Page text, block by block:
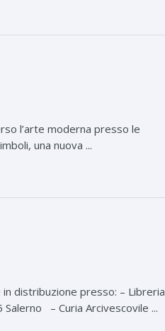
l’arte moderna presso le
una nuova ...
distribuzione presso: – Libreria
– Curia Arcivescovile ...